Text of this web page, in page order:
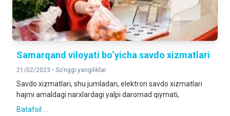
Samarqand viloyati bo‘yicha savdo xizmatlari
21/02/2023 • So‘nggi yangiliklar
Savdo xizmatlari, shu jumladan, elektron savdo xizmatlari
hajmi amaldagi narxlardagi yalpi daromad qiymati,
Batafsil ...